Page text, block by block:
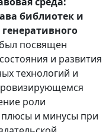
библиотек и
был посвящен
и развития
технологий и
роли
плюсы и минусы при